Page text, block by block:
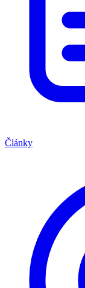
Články